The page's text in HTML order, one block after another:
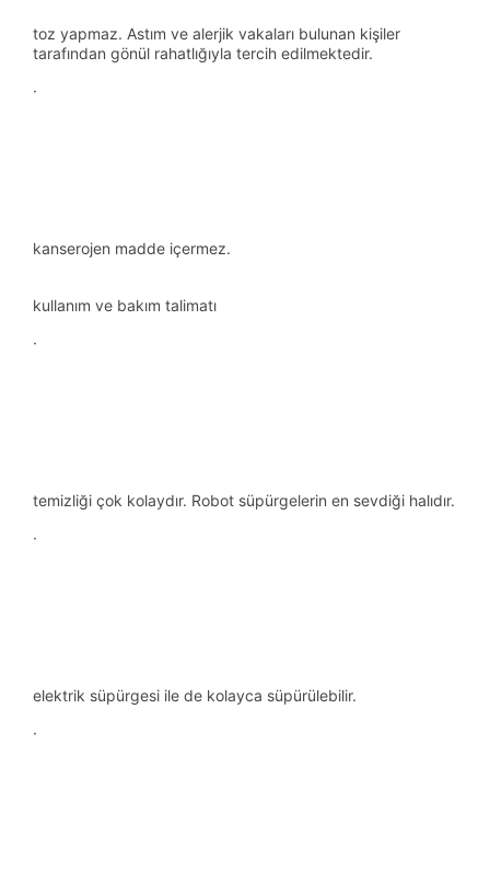
toz yapmaz. Astım ve alerjik vakaları bulunan kişiler
tarafından gönül rahatlığıyla tercih edilmektedir.
·
kanserojen madde içermez.
kullanım ve bakım talimatı
·
temizliği çok kolaydır. Robot süpürgelerin en sevdiği halıdır.
·
elektrik süpürgesi ile de kolayca süpürülebilir.
·